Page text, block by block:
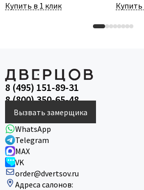
Купить в 1 клик Купить
8 (495) 151-89-31
8 (800) 350-65-48
Вызвать замерщика
WhatsApp
Telegram
MAX
VK
order@dvertsov.ru
Адреса салонов: